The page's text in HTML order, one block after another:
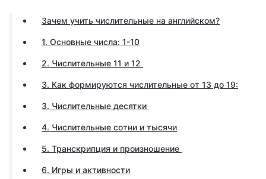
Зачем учить числительные на английском?
1. Основные числа: 1-10
2. Числительные 11 и 12
3. Как формируются числительные от 13 до 19:
3. Числительные десятки
4. Числительные сотни и тысячи
5. Транскрипция и произношение
6. Игры и активности